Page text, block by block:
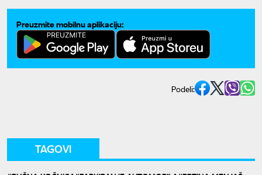
Preuzmite mobilnu aplikaciju:
Podeli:
TAGOVI